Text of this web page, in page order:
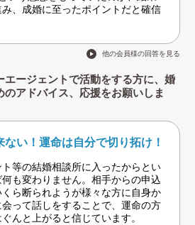
、成婚に至ったポイントだと確信
他の会員様の回答を見る
エージェントで活動をする方に、婚
のアドバイス、応援をお願いしま
い！運命は自分で切り拓け！
等の結婚相談所に入ったからとい
も変わりません。相手からの申込
ら断られようが様々な方に自身か
って話しをすることで、運命の方
んと上がると信じています。